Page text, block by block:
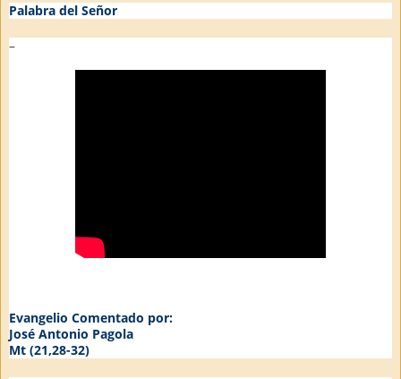
Palabra del Señor
–
Evangelio Comentado por:
José Antonio Pagola
Mt (21,28-32)